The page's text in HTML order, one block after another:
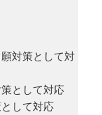
対策として対
として対応
して対応